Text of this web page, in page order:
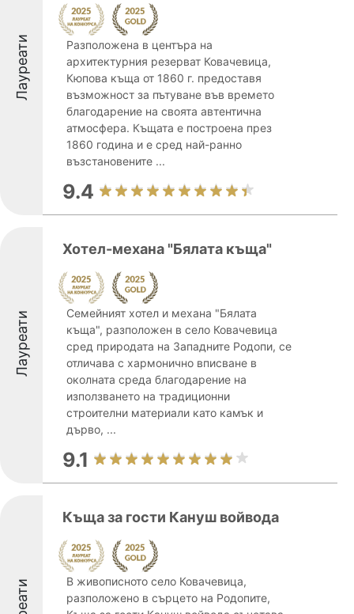
Лауреати
Разположена в центъра на
архитектурния резерват Ковачевица,
Кюпова къща от 1860 г. предоставя
възможност за пътуване във времето
благодарение на своята автентична
атмосфера. Къщата е построена през
1860 година и е сред най-ранно
възстановените ...
9.4
Лауреати
Хотел-механа "Бялата къща"
Семейният хотел и механа "Бялата
къща", разположен в село Ковачевица
сред природата на Западните Родопи, се
отличава с хармонично вписване в
околната среда благодарение на
използването на традиционни
строителни материали като камък и
дърво, ...
9.1
Къща за гости Кануш войвода
В живописното село Ковачевица,
разположено в сърцето на Родопите,